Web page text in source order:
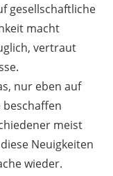
gesellschaftliche
macht
vertraut
nur eben auf
beschaffen
meist
Neuigkeiten
wieder.